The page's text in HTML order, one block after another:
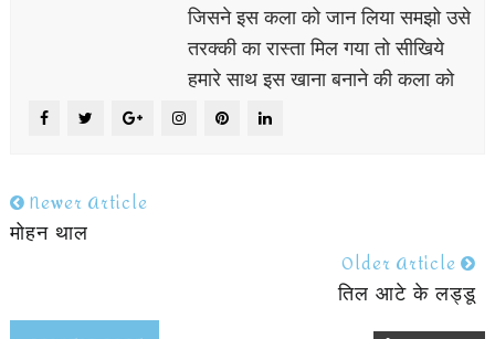
जिसने इस कला को जान लिया समझो उसे
तरक्की का रास्ता मिल गया तो सीखिये
हमारे साथ इस खाना बनाने की कला को
Newer Article
मोहन थाल
Older Article
तिल आटे के लड्डू